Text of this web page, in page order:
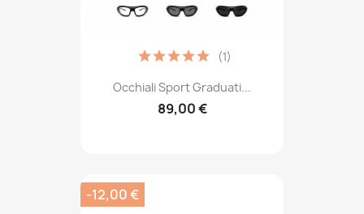
Occhiali Sport Graduati...
89,00 €
(1)
-12,00 €